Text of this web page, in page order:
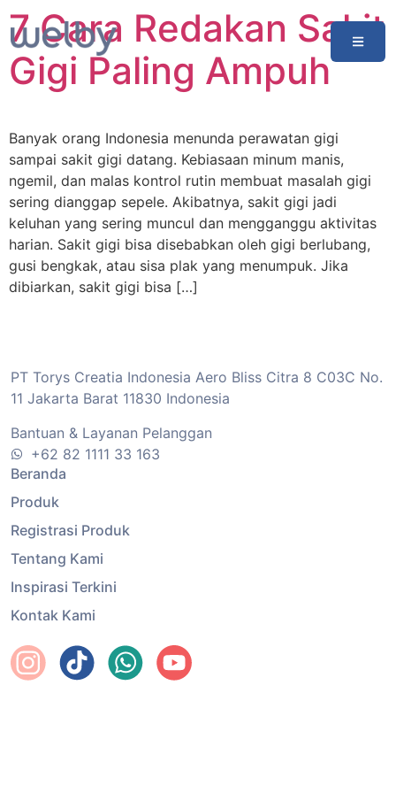
7 Cara Redakan Sakit
Gigi Paling Ampuh
Banyak orang Indonesia menunda perawatan gigi
sampai sakit gigi datang. Kebiasaan minum manis,
ngemil, dan malas kontrol rutin membuat masalah gigi
sering dianggap sepele. Akibatnya, sakit gigi jadi
keluhan yang sering muncul dan mengganggu aktivitas
harian. Sakit gigi bisa disebabkan oleh gigi berlubang,
gusi bengkak, atau sisa plak yang menumpuk. Jika
dibiarkan, sakit gigi bisa […]
PT Torys Creatia Indonesia Aero Bliss Citra 8 C03C No.
11 Jakarta Barat 11830 Indonesia
Bantuan & Layanan Pelanggan
+62 82 1111 33 163
Beranda
Produk
Registrasi Produk
Tentang Kami
Inspirasi Terkini
Kontak Kami